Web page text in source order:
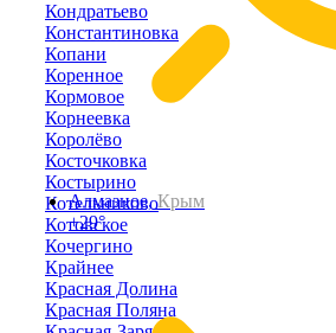
Алмазное,Крым
+29°
Кондратьево
Константиновка
Копани
Коренное
Кормовое
Корнеевка
Королёво
Косточковка
Костырино
Котельниково
Котовское
Кочергино
Крайнее
Красная Долина
Красная Поляна